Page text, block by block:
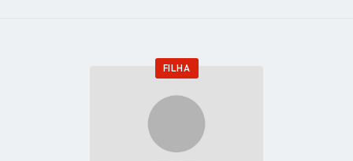
FILHA
Go
profile
page